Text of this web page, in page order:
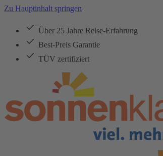
Zu Hauptinhalt springen
Über 25 Jahre Reise-Erfahrung
Best-Preis Garantie
TÜV zertifiziert